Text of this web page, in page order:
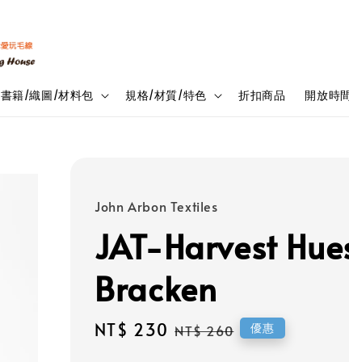
書籍/織圖/材料包 規格/材質/特色 折扣商品 開放時
John Arbon Textiles
JAT-Harvest
Bracken
Sale
NT$ 230 Regular
NT$ 260 優惠